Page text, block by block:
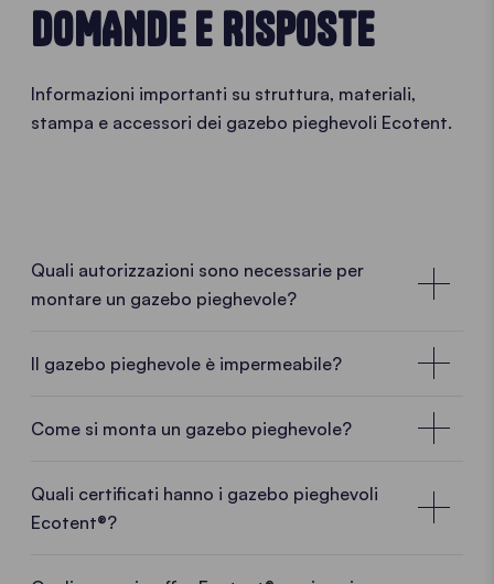
DOMANDE E RISPOSTE
Informazioni importanti su struttura, materiali,
stampa e accessori dei gazebo pieghevoli Ecotent.
Quali autorizzazioni sono necessarie per
montare un gazebo pieghevole?
maggior parte dei casi
Per un gazebo pieghevole mobile, in molti casi non è
necessaria alcuna autorizzazione specifica. Poiché i
strutture temporanee e mobili, in genere possono
essere montati e smontati con facilità. Che si tratti
Il gazebo pieghevole è impermeabile?
Come si monta un gazebo pieghevole?
Quali certificati hanno i gazebo pieghevoli
Ecotent®?